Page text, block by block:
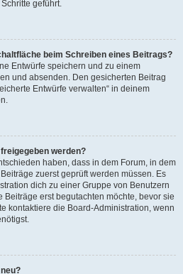
geführt.
beim Schreiben eines Beitrags?
Entwürfe speichern und zu einem
und absenden. Den gesicherten Beitrag
Entwürfe verwalten“ in deinem
werden?
haben, dass in dem Forum, in dem
zuerst geprüft werden müssen. Es
dich zu einer Gruppe von Benutzern
Beiträge erst begutachten möchte, bevor sie
kontaktiere die Board-Administration, wenn